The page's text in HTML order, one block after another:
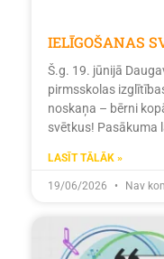
IELĪGOŠANAS
Š.g. 19. jūnijā
pirmsskolas
noskaņa – bērni
svētkus! Pasākuma
LASĪT TĀLĀK »
19/06/2026 Nav